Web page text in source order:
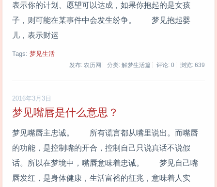
表示你的计划、愿望可以达成，如果你抱起的是女孩
子，则可能在某事件中会发生纷争。 梦见抱起婴
儿，表示财运
Tags: 梦见生活
发布: 农历网 分类: 解梦生活篇 评论: 0 浏览: 639
2016年3月3日
梦见嘴唇是什么意思？
梦见嘴唇主忠诚。 所有谎言都从嘴里说出。而嘴唇
的功能，是控制嘴的开合，控制自己只说真话不说假
话。所以在梦境中，嘴唇意味着忠诚。 梦见自己嘴
唇发红，是身体健康，生活富裕的征兆，意味着人实